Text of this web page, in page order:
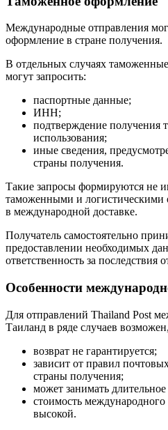
Международные отправления
оформление в стране получения.
В отдельных случаях
могут запросить:
паспортные данные;
ИНН;
подтверждение получения
использования;
иные сведения,
страны получения.
Такие запросы формируются не
таможенными и логистическими
в международной доставке.
Получатель самостоятельно
предоставлении необходимых
ответственность за последствия
Особенности
Для отправлений Thailand Post
Таиланд в ряде случаев
возврат не гарантируется;
зависит от правил
страны получения;
может занимать длительное
стоимость
высокой.